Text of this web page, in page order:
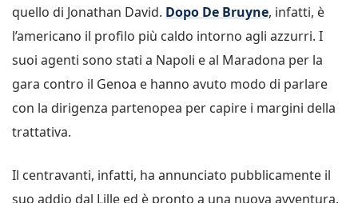
quello di Jonathan David. Dopo De Bruyne, infatti, è
l’americano il profilo più caldo intorno agli azzurri. I
suoi agenti sono stati a Napoli e al Maradona per la
gara contro il Genoa e hanno avuto modo di parlare
con la dirigenza partenopea per capire i margini della
trattativa.
Il centravanti, infatti, ha annunciato pubblicamente il
suo addio dal Lille ed è pronto a una nuova avventura.